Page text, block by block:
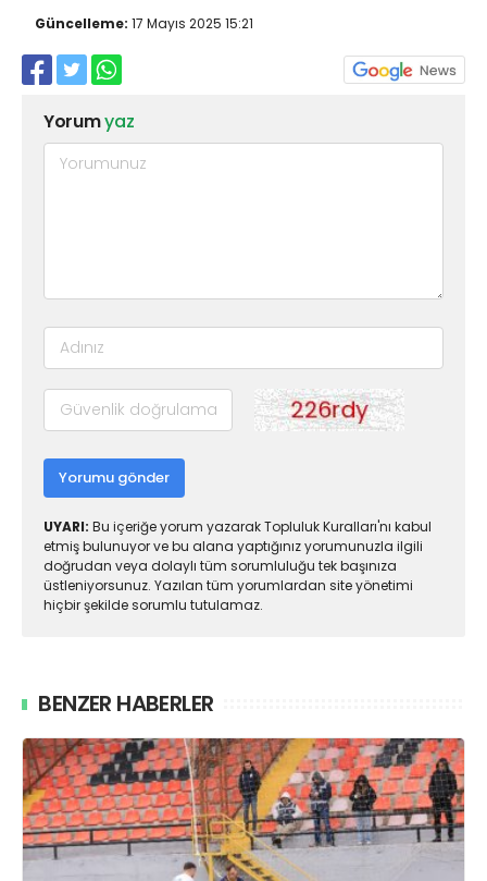
Güncelleme: 17 Mayıs 2025 15:21
Yorumyaz
Yorumu gönder
UYARI: Bu içeriğe yorum yazarak Topluluk Kuralları'nı kabul
etmiş bulunuyor ve bu alana yaptığınız yorumunuzla ilgili
doğrudan veya dolaylı tüm sorumluluğu tek başınıza
üstleniyorsunuz. Yazılan tüm yorumlardan site yönetimi
hiçbir şekilde sorumlu tutulamaz.
BENZER HABERLER